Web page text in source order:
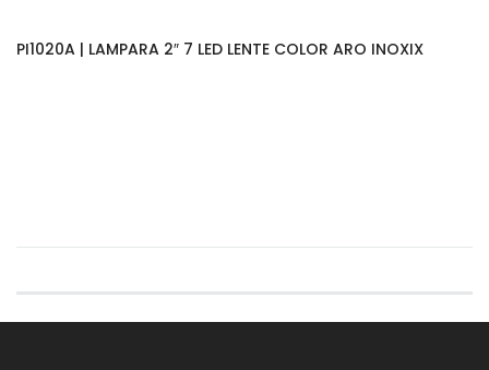
PI1020A | LAMPARA 2″ 7 LED LENTE COLOR ARO INOXIX